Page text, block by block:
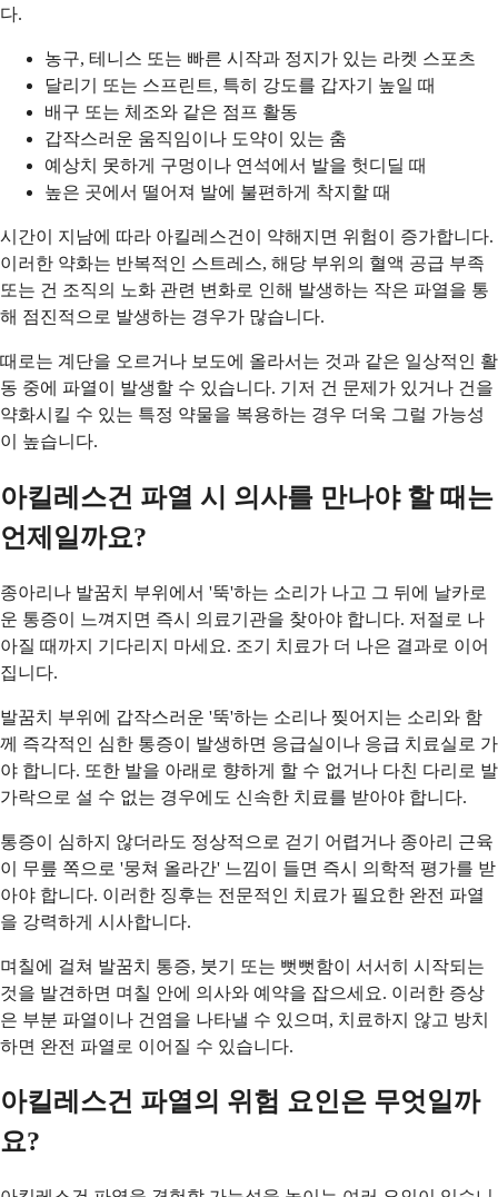
다.
농구, 테니스 또는 빠른 시작과 정지가 있는 라켓 스포츠
달리기 또는 스프린트, 특히 강도를 갑자기 높일 때
배구 또는 체조와 같은 점프 활동
갑작스러운 움직임이나 도약이 있는 춤
예상치 못하게 구멍이나 연석에서 발을 헛디딜 때
높은 곳에서 떨어져 발에 불편하게 착지할 때
시간이 지남에 따라 아킬레스건이 약해지면 위험이 증가합니다.
이러한 약화는 반복적인 스트레스, 해당 부위의 혈액 공급 부족
또는 건 조직의 노화 관련 변화로 인해 발생하는 작은 파열을 통
해 점진적으로 발생하는 경우가 많습니다.
때로는 계단을 오르거나 보도에 올라서는 것과 같은 일상적인 활
동 중에 파열이 발생할 수 있습니다. 기저 건 문제가 있거나 건을
약화시킬 수 있는 특정 약물을 복용하는 경우 더욱 그럴 가능성
이 높습니다.
아킬레스건 파열 시 의사를 만나야 할 때는
언제일까요?
종아리나 발꿈치 부위에서 '뚝'하는 소리가 나고 그 뒤에 날카로
운 통증이 느껴지면 즉시 의료기관을 찾아야 합니다. 저절로 나
아질 때까지 기다리지 마세요. 조기 치료가 더 나은 결과로 이어
집니다.
발꿈치 부위에 갑작스러운 '뚝'하는 소리나 찢어지는 소리와 함
께 즉각적인 심한 통증이 발생하면 응급실이나 응급 치료실로 가
야 합니다. 또한 발을 아래로 향하게 할 수 없거나 다친 다리로 발
가락으로 설 수 없는 경우에도 신속한 치료를 받아야 합니다.
통증이 심하지 않더라도 정상적으로 걷기 어렵거나 종아리 근육
이 무릎 쪽으로 '뭉쳐 올라간' 느낌이 들면 즉시 의학적 평가를 받
아야 합니다. 이러한 징후는 전문적인 치료가 필요한 완전 파열
을 강력하게 시사합니다.
며칠에 걸쳐 발꿈치 통증, 붓기 또는 뻣뻣함이 서서히 시작되는
것을 발견하면 며칠 안에 의사와 예약을 잡으세요. 이러한 증상
은 부분 파열이나 건염을 나타낼 수 있으며, 치료하지 않고 방치
하면 완전 파열로 이어질 수 있습니다.
아킬레스건 파열의 위험 요인은 무엇일까
요?